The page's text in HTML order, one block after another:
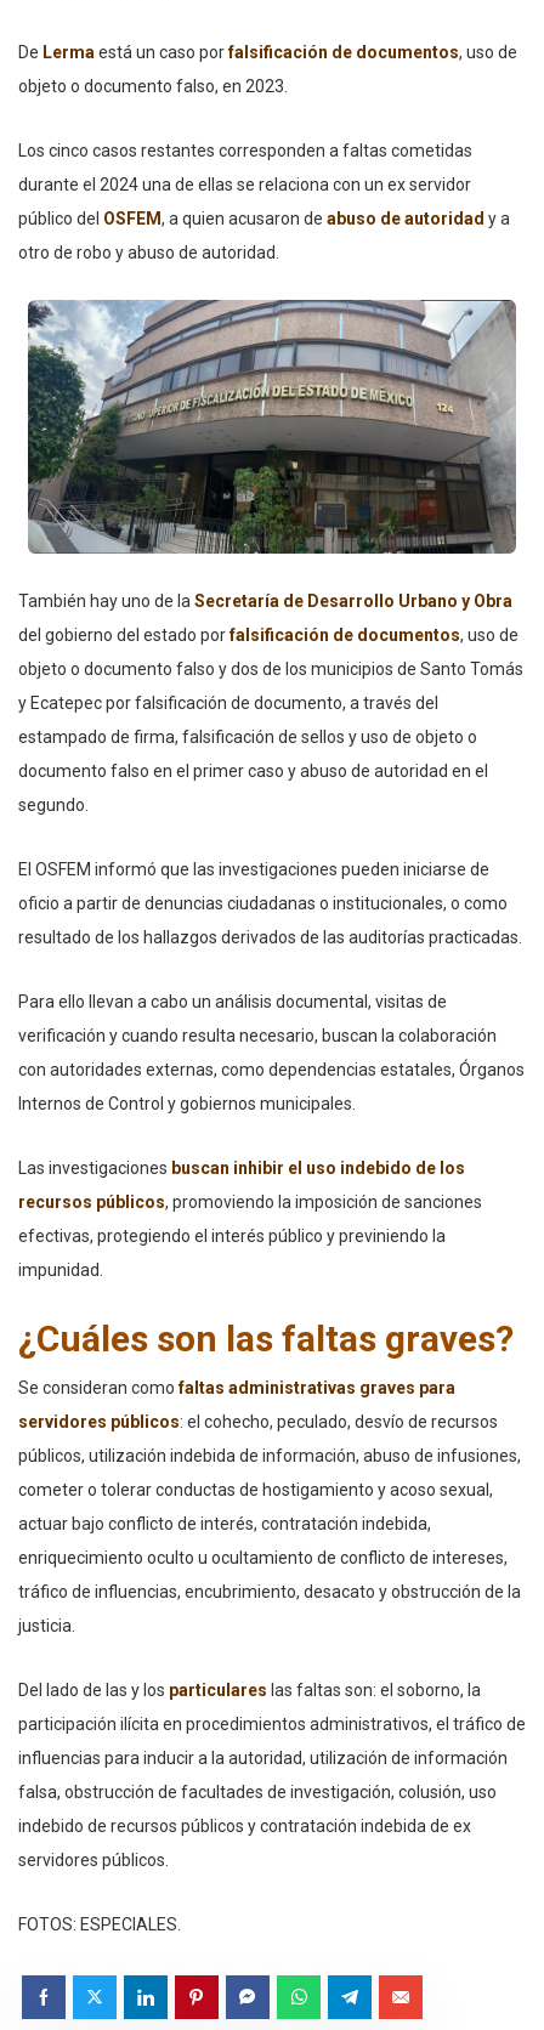
De Lermaestá un caso porfalsificación de documentos, uso de
objeto o documento falso, en 2023.
Los cinco casos restantes corresponden a faltas cometidas
durante el 2024 una de ellas se relaciona con un ex servidor
público del OSFEM, a quien acusaron de abuso de autoridad y a
otro de robo y abuso de autoridad.
También hay uno de laSecretaría de Desarrollo Urbano y Obra
del gobierno del estado porfalsificación de documentos, uso de
objeto o documento falso y dos de los municipios de Santo Tomás
y Ecatepec por falsificación de documento, a través del
estampado de firma, falsificación de sellos y uso de objeto o
documento falso en el primer caso y abuso de autoridad en el
segundo.
El OSFEM informó que las investigaciones pueden iniciarse de
oficio a partir de denuncias ciudadanas o institucionales, o como
resultado de los hallazgos derivados de las auditorías practicadas.
Para ello llevan a cabo un análisis documental, visitas de
verificación y cuando resulta necesario, buscan la colaboración
con autoridades externas, como dependencias estatales, Órganos
Internos de Control y gobiernos municipales.
Las investigaciones buscan inhibir el uso indebido de los
recursos públicos, promoviendo la imposición de sanciones
efectivas, protegiendo el interés público y previniendo la
impunidad.
¿Cuáles son las faltas graves?
Se consideran comofaltas administrativas graves para
servidores públicos: el cohecho, peculado, desvío de recursos
públicos, utilización indebida de información, abuso de infusiones,
cometer o tolerar conductas de hostigamiento y acoso sexual,
actuar bajo conflicto de interés, contratación indebida,
enriquecimiento oculto u ocultamiento de conflicto de intereses,
tráfico de influencias, encubrimiento, desacato y obstrucción de la
justicia.
Del lado de las y los particulares las faltas son: el soborno, la
participación ilícita en procedimientos administrativos, el tráfico de
influencias para inducir a la autoridad, utilización de información
falsa, obstrucción de facultades de investigación, colusión, uso
indebido de recursos públicos y contratación indebida de ex
servidores públicos.
FOTOS: ESPECIALES.